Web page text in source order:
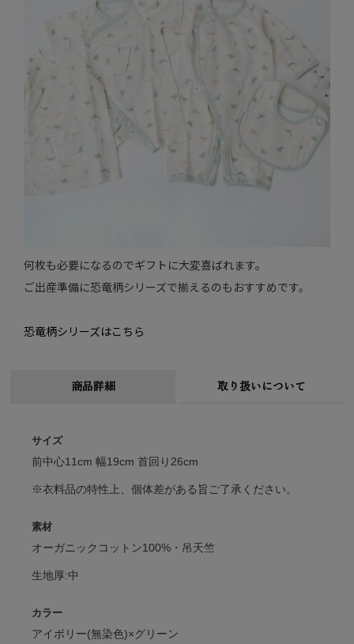
何枚も必要になるのでギフトに大変喜ばれます。
ご出産準備に恐竜柄シリーズで揃えるのもおすすめです。
恐竜柄シリーズはこちら
商品詳細 取り扱いについて
サイズ
前中心11cm 幅19cm 首回り26cm
※衣料品の特性上、個体差がある旨ご了承ください。
素材
オーガニックコットン100%・吊天竺
生地厚:中
カラー
アイボリー(無染色)×グリーン